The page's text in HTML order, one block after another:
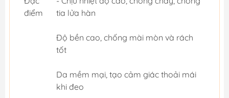
điểm
tia lửa hàn
Độ bền cao, chống mài mòn và rách
tốt
Da mềm mại, tạo cảm giác thoải mái
khi đeo